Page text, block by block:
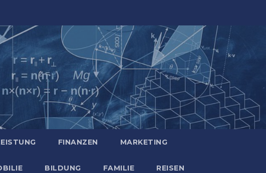
FINANZEN MARKETING
BILDUNG FAMILIE REISEN